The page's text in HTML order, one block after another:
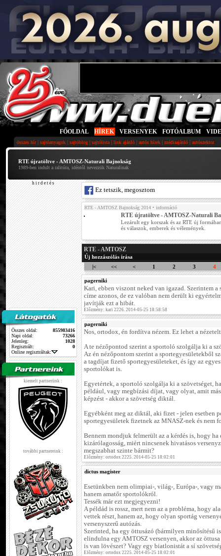
FŐOLDAL HÍREK VERSENYEK FOTÓALBUM
összes hír| sajtóanyagok | sajtóblog | sajtólista | link ajánló | autós hírek | médiaajánló | autószektor
RTE újratöltve - AMTOSZ-Naturali Bajnokság
1989-ben indult a ralitúra, idéntől nevezzük Naturalinak
h i r d e t é s
Összes oldal:
855983416
Napi oldal:
73266
Jelenleg:
1028
Regisztrált:
0
Online regisztráltak:
kiemelt partnerünk :
további partnereink :
Ez tetszik, megosztom
RTE - AMTOSZ Bajnokság 2014 • információ
RTE újratöltve - AMTOSZ-Naturali
Lezárult egy korszak és az RTE új
és válaszok, emberek és vélemények.
RTE - AMTOSZ
Új hozzászólás írása
|<
<< < 1 2 3 4
pagerniki
Kari, ebben viszont neked van igazad. Szerintem a
címe azonos, de ez valóban nem derült ki
javítják ezt a hibát.
Előzmény: kari 2226. 2014-05-25 18:58:58
pagerniki
Nos, ortodox, én fordítva nézem. Ez lehet a
A te nézőpontod szerint a sportoló szolgálja ki a
Az én nézőpontom szerint a sportegyesületekből
a tagdíjat fizető sportegyesületeket, és így az
sportolókat is.
Egyetértek, a sportoló szolgálja ki a szövetséget,
például, vagy megbízási díjat, vagy olyat, amit
képzést - akkor a szövetség diktál.
Egyébként meg az diktál, aki fizet - jelen esetben
sportegyesületek fizetnek az MNASZ-nek és nem
Bennem mondjuk felmerült az a kérdés is, hogy
kizárólagosság, miért nincsenek hivatásos
megszabhat szinte bármit?
Előzmény: ortodox 2225. 2014-05-25 18:02:01
dictus magister
Esetünkben nem olimpiai-, világ-, Európa-, vagy
hanem amatőr sportolókról.
Tessék már ezt megjegyezni!
A példád is rossz, mert nem az a probléma, hogy
vettek részt, hanem az, hogy olyan sportág
versenyszerű autózás.
Szerinted, ha egy öttusázó (bármilyen minősítésű
elindulna egy AMTOSZ versenyen, akkor az
is van lövészet? Vagy egy biatlonistát a sí
Előzmény: ortodox 2225. 2014-05-25 18:02:01